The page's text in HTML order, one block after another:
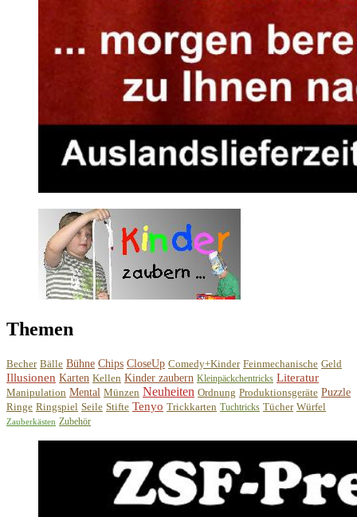
Themen
Becher Bälle Bühne Chips CloseUp Comedy+Kinder Feinmechanische Geld
Illusionen Karten Kellen Kinder zaubern Kleinpäckchentricks Literatur
Manipulation Mental Münzen Neuheiten Ordnung Produktionsgeräte Puzzle
Ringe Ringspiel Seile Stifte Tenyo Trickkarten Tuchtricks Tücher Würfel
Zauberkästen Zubehör